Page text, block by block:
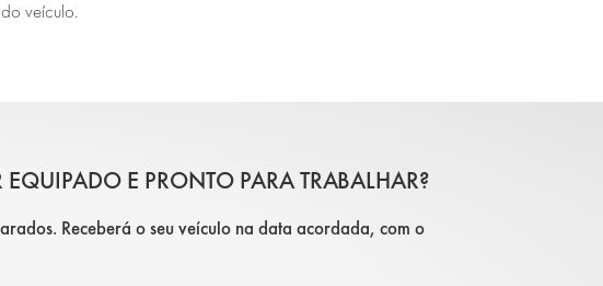
veículo.
E PRONTO PARA TRABALHAR?
Receberá o seu veículo na data acordada, com o